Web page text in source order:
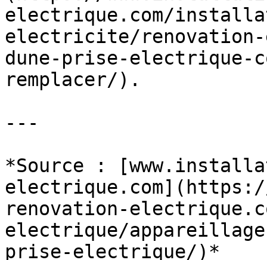
electrique.com/
electricite/
dune-prise-electrique-
remplacer/).
---
*Source :
renovation-
electrique/